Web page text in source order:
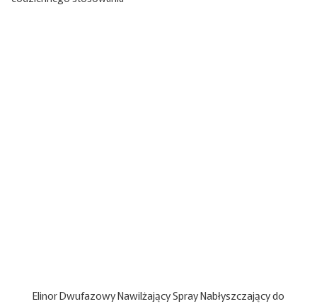
Elinor Dwufazowy Nawilżający Spray Nabłyszczający do